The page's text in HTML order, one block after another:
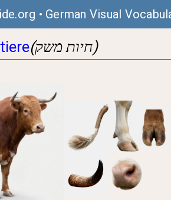
• German Visual
(חיות משק)